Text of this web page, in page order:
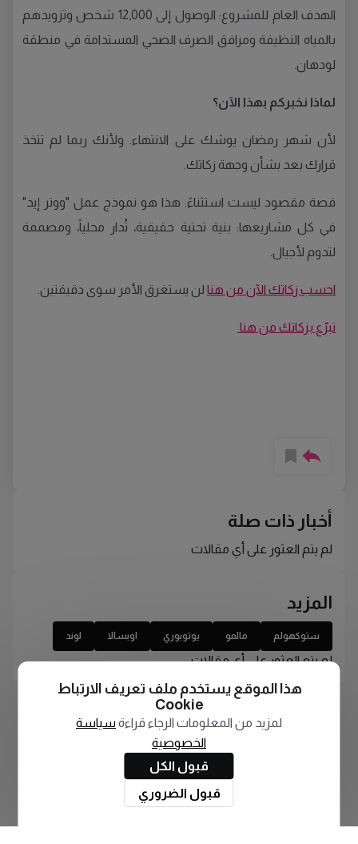
الهدف العام للمشروع: الوصول إلى 12,000 شخص وتزويدهم
بالمياه النظيفة ومرافق الصرف الصحي المستدامة في منطقة
لودهان.
لماذا نخبركم بهذا الآن؟
لأن شهر رمضان يوشك على الانتهاء. ولأنك ربما لم تتخذ
قرارك بعد بشأن وجهة زكاتك.
قصة مقصود ليست استثناءً. هذا هو نموذج عمل "ووتر إيد"
في كل مشاريعها: بنية تحتية حقيقية، تُدار محلياً، ومصممة
لتدوم لأجيال.
احسب زكاتك الآن من هنا لن يستغرق الأمر سوى دقيقتين
تبرّع بزكاتك من هنا
أخبار ذات صلة
لم يتم العثور على أي مقالات
المزيد
ستوكهولم مالمو يوتوبوري اوبسالا لوند
لم يتم العثور على أي مقالات
هذا الموقع يستخدم ملف تعريف الارتباط
Cookie
لمزيد من المعلومات الرجاء قراءة سياسة
الخصوصية
قبول الكل
قبول الضروري